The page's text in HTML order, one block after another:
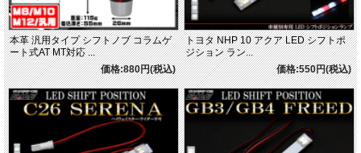
本革 汎用タイプ シフトノブ コラムゲ
ート式AT MT対応 ...
価格:880円(税込)
トヨタ NHP 10 アクア LED シフトポ
ジション ラン...
価格:550円(税込)